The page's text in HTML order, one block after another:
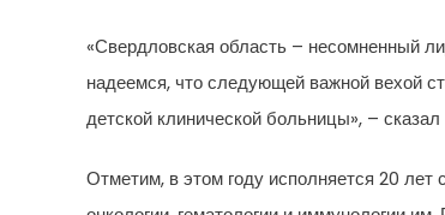
«Свердловская область – несомненный
надеемся, что следующей важной вехой
детской клинической больницы», –
Отметим, в этом году исполняется 20 лет